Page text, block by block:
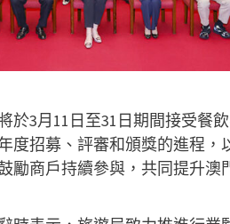
於3月11日至31日期間接受餐
度招募、評審和頒獎的進程，
勵商戶持續參與，共同提升澳